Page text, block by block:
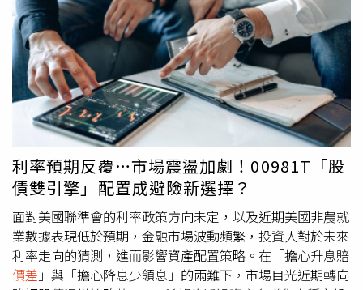
下跌27.92%，且6個營業日起迄兩個營業日收盤價價差 達
171元，因股價波動幅度過大，被列入處置名單。● 科嶠
（4542）因短線股價波動劇烈，再度遭列入處置，交易方
式提高為每20分鐘分盤撮合。最近6個營業日累積最後成交
價下跌33.06%，當日本益比287.82倍、股價淨值比13.73
倍，且凱基證券單日買進成交金額占成交總額26.96%。●
旭然（4556）同樣二度遭列處置，改採每20分鐘分盤撮
合。最近6個營業日累積最後成交價上漲33.35%，近30、
60及90個營業日起算兩個營業日漲幅分別達203.12%、
269.77%及355.26%，當日周轉率為6.59%。
利率預期反覆…市場震盪加劇！00981T「股
債雙引擎」配置成避險新選擇？
面對美國聯準會的利率政策方向未定，以及近期美國非農就
業數據表現低於預期，金融市場波動頻繁，投資人對於未來
利率走向的猜測，進而影響資產配置策略。在「擔心升息賠
價差 」與「擔心降息少領息」的兩難下，市場目光近期轉向